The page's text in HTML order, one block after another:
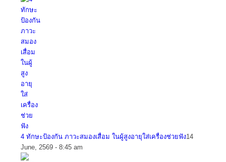
4 ทักษะป้องกัน ภาวะสมองเสื่อม ในผู้สูงอายุใส่เครื่องช่วยฟัง14
June, 2569 - 8:45 am